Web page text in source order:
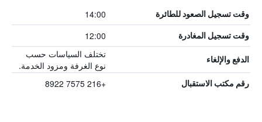
وقت تسجيل الصعود للطائرة 14:00
وقت تسجيل المغادرة 12:00
الدفع والإلغاء
تختلف السياسات حسب
نوع الغرفة ومزود الخدمة.
رقم مكتب الاستقبال +216 7575 8922